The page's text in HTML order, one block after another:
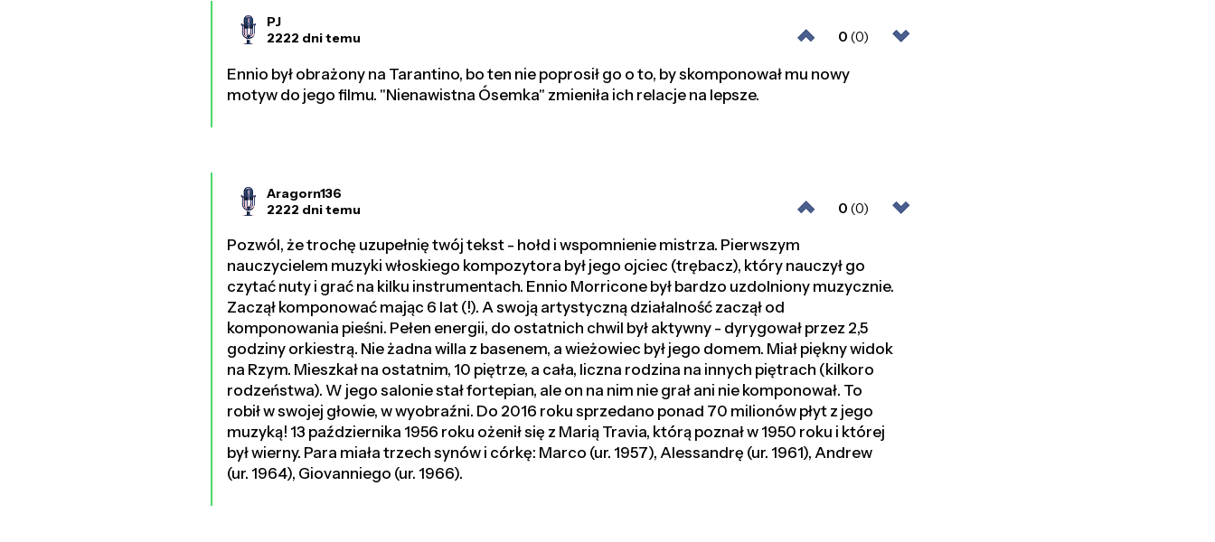
0 (0)
PJ
2222 dni temu
Ennio był obrażony na Tarantino, bo ten nie poprosił go o to, by skomponował mu nowy
motyw do jego filmu. "Nienawistna Ósemka" zmieniła ich relacje na lepsze.
0 (0)
Aragorn136
2222 dni temu
Pozwól, że trochę uzupełnię twój tekst - hołd i wspomnienie mistrza. Pierwszym
nauczycielem muzyki włoskiego kompozytora był jego ojciec (trębacz), który nauczył go
czytać nuty i grać na kilku instrumentach. Ennio Morricone był bardzo uzdolniony muzycznie.
Zaczął komponować mając 6 lat (!). A swoją artystyczną działalność zaczął od
komponowania pieśni. Pełen energii, do ostatnich chwil był aktywny - dyrygował przez 2,5
godziny orkiestrą. Nie żadna willa z basenem, a wieżowiec był jego domem. Miał piękny widok
na Rzym. Mieszkał na ostatnim, 10 piętrze, a cała, liczna rodzina na innych piętrach (kilkoro
rodzeństwa). W jego salonie stał fortepian, ale on na nim nie grał ani nie komponował. To
robił w swojej głowie, w wyobraźni. Do 2016 roku sprzedano ponad 70 milionów płyt z jego
muzyką! 13 października 1956 roku ożenił się z Marią Travia, którą poznał w 1950 roku i której
był wierny. Para miała trzech synów i córkę: Marco (ur. 1957), Alessandrę (ur. 1961), Andrew
(ur. 1964), Giovanniego (ur. 1966).